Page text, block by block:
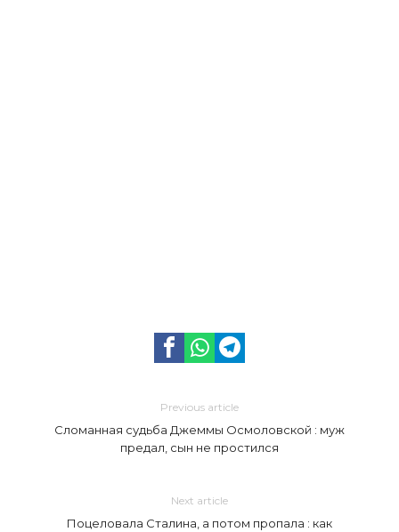
Previous article
Сломанная судьба Джеммы Осмоловской : муж
предал, сын не простился
Next article
Поцеловала Сталина, а потом пропала : как